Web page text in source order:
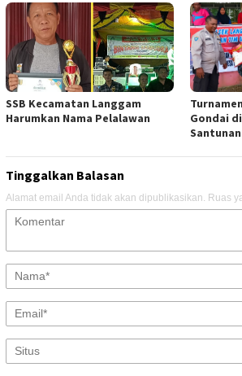
SSB Kecamatan Langgam
Harumkan Nama Pelalawan
Gondai
Tinggalkan Balasan
Alamat email Anda tidak akan dipublikasikan. Ruas